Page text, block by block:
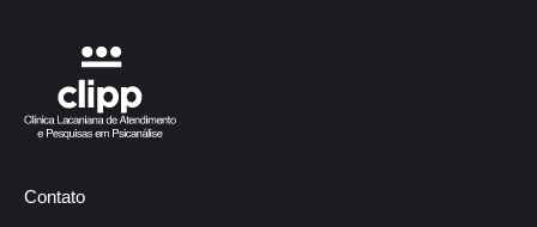
Contato